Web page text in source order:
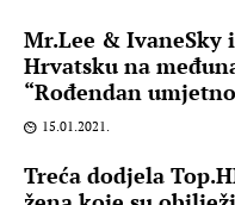
Mr.Lee & IvaneSky
Hrvatsku na
“Rođendan
15.01.2021.
Treća dodjela